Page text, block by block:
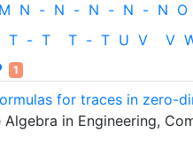
M N - N - N - N - N O
T - T T - T U V V
1
for traces in zero-
in Engineering,